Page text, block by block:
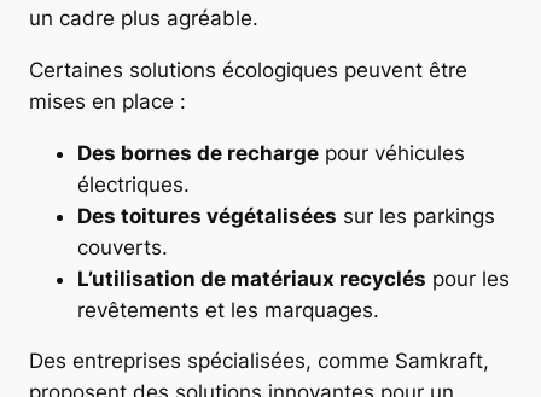
un cadre plus agréable.
Certaines solutions écologiques peuvent être
mises en place :
Des bornes de recharge pour véhicules
électriques.
Des toitures végétalisées sur les parkings
couverts.
L’utilisation de matériaux recyclés pour les
revêtements et les marquages.
Des entreprises spécialisées, comme Samkraft,